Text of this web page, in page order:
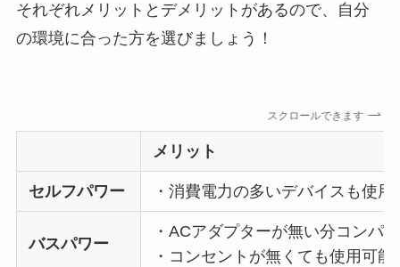
それぞれメリットとデメリットがあるので、自分
の環境に合った方を選びましょう！
スクロールできます
メリット
セルフパワー ・消費電力の多いデバイスも使用
バスパワー
・ACアダプターが無い分コンパ
・コンセントが無くても使用可能